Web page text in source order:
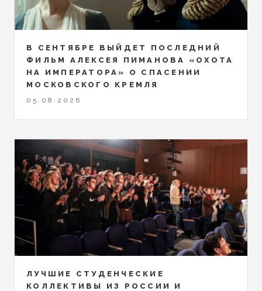
В СЕНТЯБРЕ ВЫЙДЕТ ПОСЛЕДНИЙ
ФИЛЬМ АЛЕКСЕЯ ПИМАНОВА «ОХОТА
НА ИМПЕРАТОРА» О СПАСЕНИИ
МОСКОВСКОГО КРЕМЛЯ
05.08.2026
ЛУЧШИЕ СТУДЕНЧЕСКИЕ
КОЛЛЕКТИВЫ ИЗ РОССИИ И